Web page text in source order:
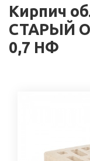
Кирпич
СТАРЫЙ
0,7 НФ